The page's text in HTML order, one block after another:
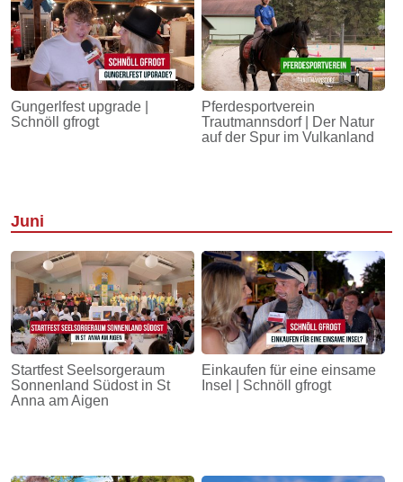
Gungerlfest upgrade |
Schnöll gfrogt
Pferdesportverein
Trautmannsdorf | Der Natur
auf der Spur im Vulkanland
Juni
Startfest Seelsorgeraum
Sonnenland Südost in St
Anna am Aigen
Einkaufen für eine einsame
Insel | Schnöll gfrogt